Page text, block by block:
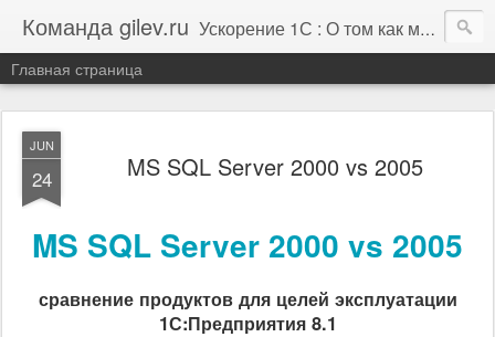
Команда gilev.ru Ускорение 1С : О том как мы это делаем. И не только про это.
Главная страница
JUN
24 MS SQL Server 2000 vs 2005
MS SQL Server 2000 vs 2005
сравнение продуктов для целей эксплуатации
1С:Предприятия 8.1